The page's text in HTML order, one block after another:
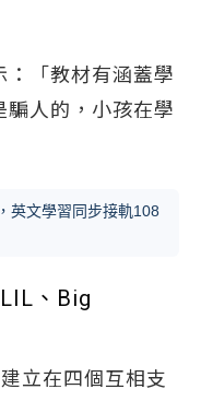
：「教材有涵蓋學
人的，小孩在學
英文學習同步接軌108
、Big
立在四個互相支